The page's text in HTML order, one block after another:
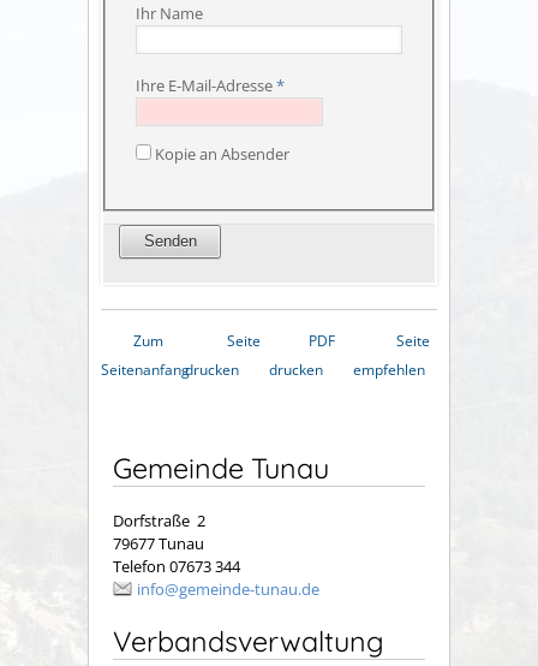
Ihr Name
Ihre E-Mail-Adresse*
Kopie an Absender
Zum
Seitenanfang
Seite
drucken
PDF
drucken
Seite
empfehlen
Gemeinde Tunau
Dorfstraße 2
79677 Tunau
Telefon 07673 344
info@gemeinde-tunau.de
Verbandsverwaltung